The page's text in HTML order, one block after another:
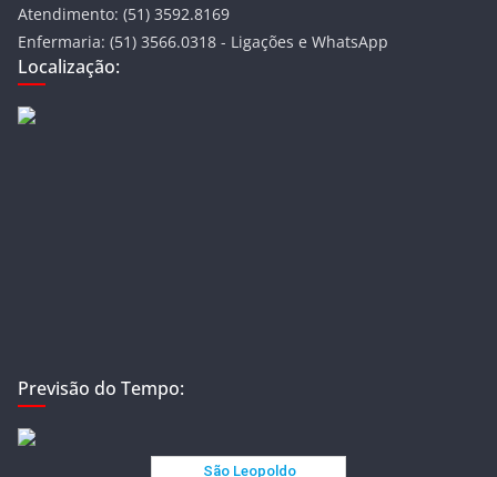
Atendimento: (51) 3592.8169
Enfermaria: (51) 3566.0318 - Ligações e WhatsApp
Localização:
Previsão do Tempo: